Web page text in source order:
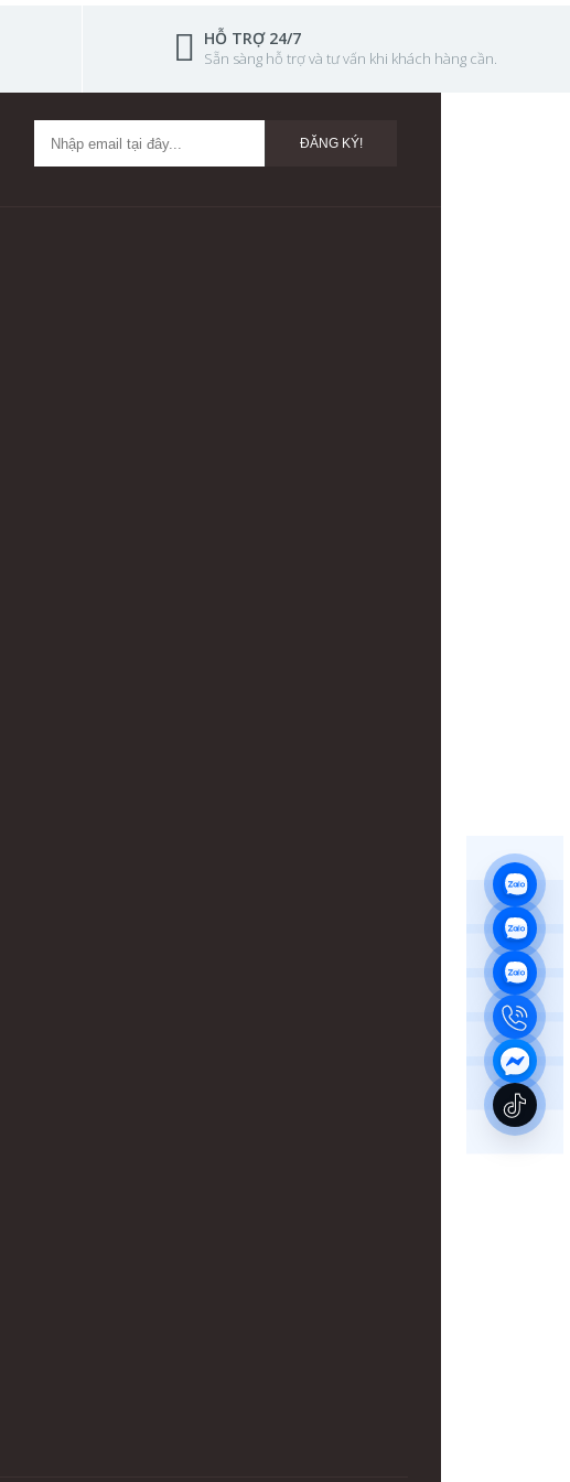
HỖ TRỢ 24/7
Sẵn sàng hỗ trợ và tư vấn khi khách hàng cần.
ĐĂNG KÝ!